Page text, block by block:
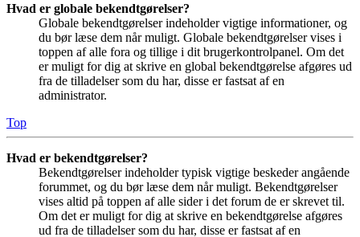
Hvad er globale bekendtgørelser?
Globale bekendtgørelser indeholder vigtige informationer, og
du bør læse dem når muligt. Globale bekendtgørelser vises i
toppen af alle fora og tillige i dit brugerkontrolpanel. Om det
er muligt for dig at skrive en global bekendtgørelse afgøres ud
fra de tilladelser som du har, disse er fastsat af en
administrator.
Top
Hvad er bekendtgørelser?
Bekendtgørelser indeholder typisk vigtige beskeder angående
forummet, og du bør læse dem når muligt. Bekendtgørelser
vises altid på toppen af alle sider i det forum de er skrevet til.
Om det er muligt for dig at skrive en bekendtgørelse afgøres
ud fra de tilladelser som du har, disse er fastsat af en